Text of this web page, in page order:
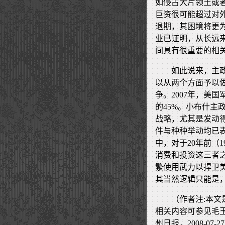
如侵占大片领土或
巨资很可能超过对
退期，其困境将更
业已证明，从长远
间具有很重要的相
如此说来，主
以从两个方面予以
争。2007年，美国
的45%。小布什主
战略，尤其是发动
件与种种举动均已
中，对于20年前（
消费和投资这三者
繁使用武力以捍卫
其当然逻辑只能是
（作者注:本文
相关内容可参见毛
州日报，2008-07-